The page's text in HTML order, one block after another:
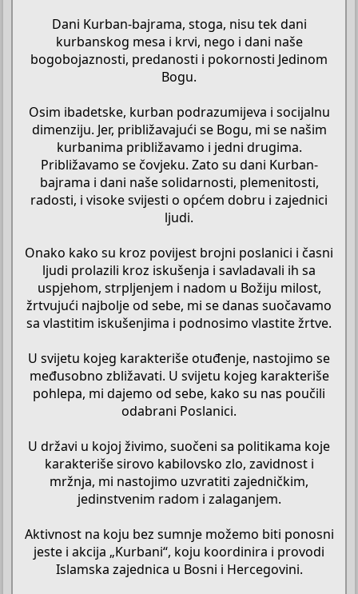
Dani Kurban-bajrama, stoga, nisu tek dani
kurbanskog mesa i krvi, nego i dani naše
bogobojaznosti, predanosti i pokornosti Jedinom
Bogu.
Osim ibadetske, kurban podrazumijeva i socijalnu
dimenziju. Jer, približavajući se Bogu, mi se našim
kurbanima približavamo i jedni drugima.
Približavamo se čovjeku. Zato su dani Kurban-
bajrama i dani naše solidarnosti, plemenitosti,
radosti, i visoke svijesti o općem dobru i zajednici
ljudi.
Onako kako su kroz povijest brojni poslanici i časni
ljudi prolazili kroz iskušenja i savladavali ih sa
uspjehom, strpljenjem i nadom u Božiju milost,
žrtvujući najbolje od sebe, mi se danas suočavamo
sa vlastitim iskušenjima i podnosimo vlastite žrtve.
U svijetu kojeg karakteriše otuđenje, nastojimo se
međusobno zbližavati. U svijetu kojeg karakteriše
pohlepa, mi dajemo od sebe, kako su nas poučili
odabrani Poslanici.
U državi u kojoj živimo, suočeni sa politikama koje
karakteriše sirovo kabilovsko zlo, zavidnost i
mržnja, mi nastojimo uzvratiti zajedničkim,
jedinstvenim radom i zalaganjem.
Aktivnost na koju bez sumnje možemo biti ponosni
jeste i akcija „Kurbani“, koju koordinira i provodi
Islamska zajednica u Bosni i Hercegovini.